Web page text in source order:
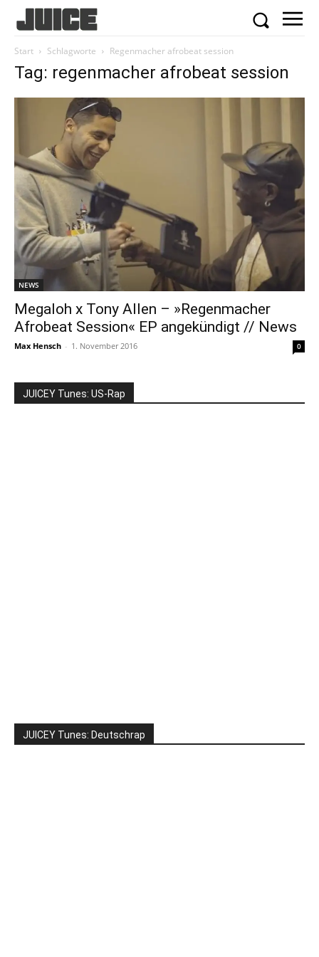
Start Schlagworte Regenmacher afrobeat session
Tag: regenmacher afrobeat session
NEWS
Megaloh x Tony Allen – »Regenmacher
Afrobeat Session« EP angekündigt // News
Max Hensch - 1. November 2016 0
JUICEY Tunes: US-Rap
JUICEY Tunes: Deutschrap